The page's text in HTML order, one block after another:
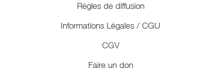
Règles de diffusion
Informations Légales / CGU
CGV
Faire un don